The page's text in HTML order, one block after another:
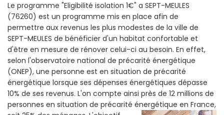
Le programme "Eligibilité isolation 1€" a SEPT-MEULES
(76260) est un programme mis en place afin de
permettre aux revenus les plus modestes de la ville de
SEPT-MEULES de bénéficier d'un habitat confortable et
d'être en mesure de rénover celui-ci au besoin. En effet,
selon l'observatoire national de précarité énergétique
(ONEP), une personne est en situation de précarité
énergétique lorsque ses dépenses énergétiques dépasse
10% de ses revenus. L'on compte ainsi près de 12 millions de
personnes en situation de précarité énergétique en France,